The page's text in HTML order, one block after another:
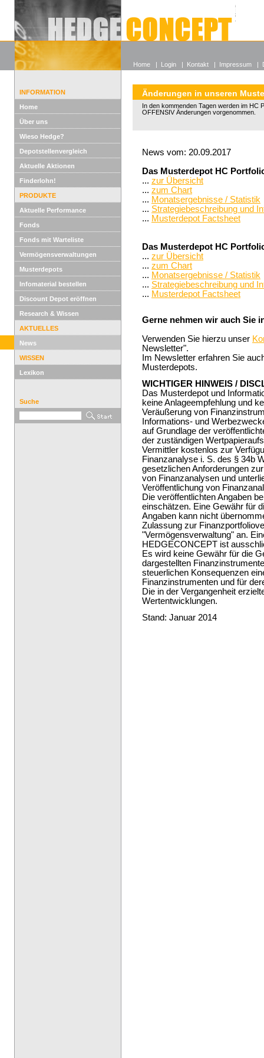
Alle
Wieso
INFORMATION
Home
Über uns
Wieso Hedge?
Depotstellenvergleich
Aktuelle Aktionen
Finderlohn!
PRODUKTE
Aktuelle Performance
Fonds
Fonds mit Warteliste
Vermögensverwaltungen
Musterdepots
Infomaterial bestellen
Discount Depot eröffnen
Research & Wissen
AKTUELLES
News
WISSEN
Lexikon
Suche
Änderungen in unseren
In den kommenden Tagen werden im HC
OFFENSIV Änderungen vorgenommen.
News vom: 20.09.2017
Das Musterdepot HC
... zur Übersicht
... zum Chart
... Monatsergebnisse / Statistik
... Strategiebeschreibung und
... Musterdepot Factsheet
Das Musterdepot HC
... zur Übersicht
... zum Chart
... Monatsergebnisse / Statistik
... Strategiebeschreibung und
... Musterdepot Factsheet
Gerne nehmen wir auch Sie
Verwenden Sie hierzu unser
Newsletter".
Im Newsletter erfahren Sie
Musterdepots.
WICHTIGER HINWEIS /
Das Musterdepot und
keine Anlageempfehlung und
Veräußerung von
Informations- und
auf Grundlage der
der zuständigen
Vermittler kostenlos zur
Finanzanalyse i. S. des § 34b
gesetzlichen Anforderungen
von Finanzanalysen und
Veröffentlichung von
Die veröffentlichten Angaben
einschätzen. Eine Gewähr für
Angaben kann nicht
Zulassung zur
"Vermögensverwaltung" an.
HEDGECONCEPT ist
Es wird keine Gewähr für die
dargestellten
steuerlichen Konsequenzen
Finanzinstrumenten und für
Die in der Vergangenheit
Wertentwicklungen.
Stand: Januar 2014
Home | Login | Kontakt | Impressum |